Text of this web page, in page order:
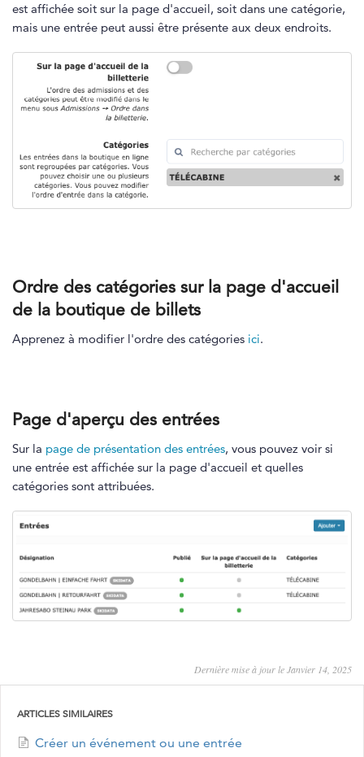
est affichée soit sur la page d'accueil, soit dans une catégorie,
mais une entrée peut aussi être présente aux deux endroits.
Ordre des catégories sur la page d'accueil
de la boutique de billets
Apprenez à modifier l'ordre des catégories ici.
Page d'aperçu des entrées
Sur la page de présentation des entrées, vous pouvez voir si
une entrée est affichée sur la page d'accueil et quelles
catégories sont attribuées.
Dernière mise à jour le Janvier 14, 2025
ARTICLES SIMILAIRES
Créer un événement ou une entrée